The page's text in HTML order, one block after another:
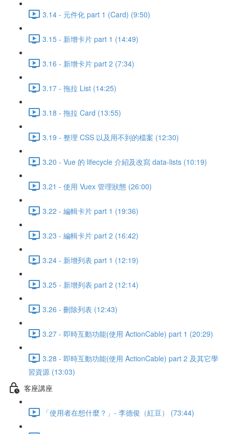
3.14 - 元件化 part 1 (Card) (9:50)
3.15 - 新增卡片 part 1 (14:49)
3.16 - 新增卡片 part 2 (7:34)
3.17 - 拖拉 List (14:25)
3.18 - 拖拉 Card (13:55)
3.19 - 整理 CSS 以及用不到的檔案 (12:30)
3.20 - Vue 的 lifecycle 介紹及改寫 data-lists (10:19)
3.21 - 使用 Vuex 管理狀態 (26:00)
3.22 - 編輯卡片 part 1 (19:36)
3.23 - 編輯卡片 part 2 (16:42)
3.24 - 新增列表 part 1 (12:19)
3.25 - 新增列表 part 2 (12:14)
3.26 - 刪除列表 (12:43)
3.27 - 即時互動功能(使用 ActionCable) part 1 (20:29)
3.28 - 即時互動功能(使用 ActionCable) part 2 及其它學
習資源 (13:03)
客座講座
「使用者在想什麼？」- 李德俊（紅豆） (73:44)